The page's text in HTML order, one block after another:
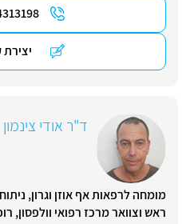
ד"ר אודי צינמון
מומחה לרפאות אף אוזן וגרון,
ראש וצוואר מרכז רפואי וולפסון,